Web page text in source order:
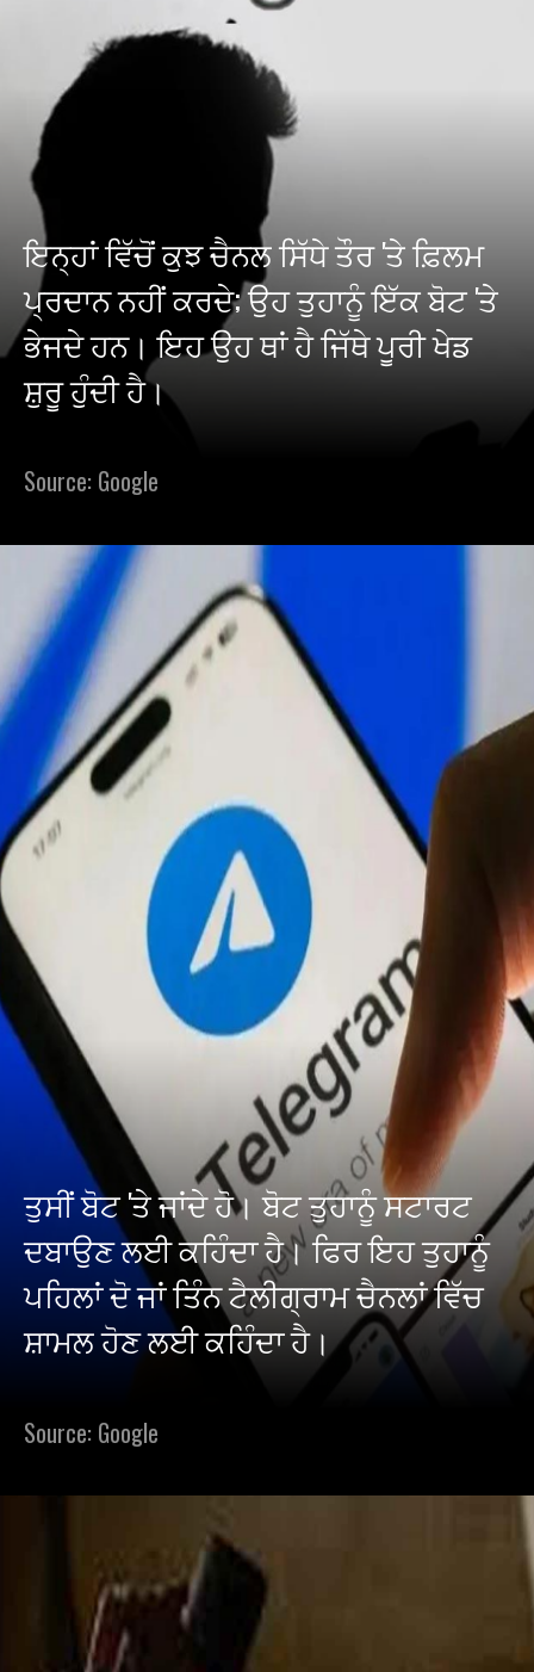
ਇਨ੍ਹਾਂ ਵਿੱਚੋਂ ਕੁਝ ਚੈਨਲ ਸਿੱਧੇ ਤੌਰ 'ਤੇ ਫ਼ਿਲਮ
ਪ੍ਰਦਾਨ ਨਹੀਂ ਕਰਦੇ; ਉਹ ਤੁਹਾਨੂੰ ਇੱਕ ਬੋਟ 'ਤੇ
ਭੇਜਦੇ ਹਨ। ਇਹ ਉਹ ਥਾਂ ਹੈ ਜਿੱਥੇ ਪੂਰੀ ਖੇਡ
ਸ਼ੁਰੂ ਹੁੰਦੀ ਹੈ।
Source: Google
ਤੁਸੀਂ ਬੋਟ 'ਤੇ ਜਾਂਦੇ ਹੋ। ਬੋਟ ਤੁਹਾਨੂੰ ਸਟਾਰਟ
ਦਬਾਉਣ ਲਈ ਕਹਿੰਦਾ ਹੈ। ਫਿਰ ਇਹ ਤੁਹਾਨੂੰ
ਪਹਿਲਾਂ ਦੋ ਜਾਂ ਤਿੰਨ ਟੈਲੀਗ੍ਰਾਮ ਚੈਨਲਾਂ ਵਿੱਚ
ਸ਼ਾਮਲ ਹੋਣ ਲਈ ਕਹਿੰਦਾ ਹੈ।
Source: Google